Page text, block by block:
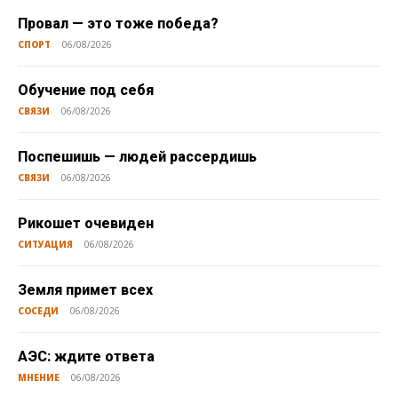
Провал — это тоже победа?
СПОРТ 06/08/2026
Обучение под себя
СВЯЗИ 06/08/2026
Поспешишь — людей рассердишь
СВЯЗИ 06/08/2026
Рикошет очевиден
СИТУАЦИЯ 06/08/2026
Земля примет всех
СОСЕДИ 06/08/2026
АЭС: ждите ответа
МНЕНИЕ 06/08/2026